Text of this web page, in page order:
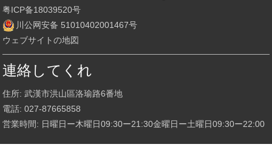
粤ICP备18039520号
川公网安备 51010402001467号
ウェブサイトの地図
連絡してくれ
住所: 武漢市洪山區洛瑜路6番地
電話: 027-87665858
営業時間: 日曜日ー木曜日09:30ー21:30金曜日ー土曜日09:30ー22:00